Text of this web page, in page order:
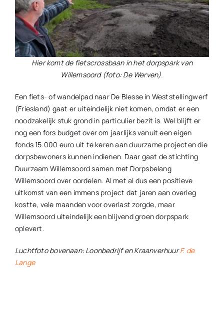
Hier komt de fietscrossbaan in het dorpspark van
Willemsoord (foto: De Werven).
Een fiets- of wandelpad naar De Blesse in Weststellingwerf
(Friesland) gaat er uiteindelijk niet komen, omdat er een
noodzakelijk stuk grond in particulier bezit is. Wel blijft er
nog een fors budget over om jaarlijks vanuit een eigen
fonds 15.000 euro uit te keren aan duurzame projecten die
dorpsbewoners kunnen indienen. Daar gaat de stichting
Duurzaam Willemsoord samen met Dorpsbelang
Willemsoord over oordelen. Al met al dus een positieve
uitkomst van een immens project dat jaren aan overleg
kostte, vele maanden voor overlast zorgde, maar
Willemsoord uiteindelijk een blijvend groen dorpspark
oplevert.
Luchtfoto bovenaan: Loonbedrijf en KraanverhuurF. de
Lange